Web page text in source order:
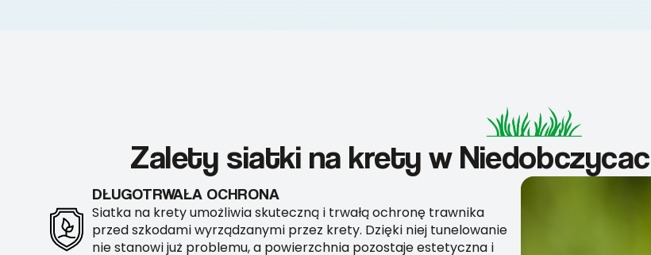
Zalety siatki na krety w
DŁUGOTRWAŁA OCHRONA
Siatka na krety umożliwia skuteczną i trwałą ochronę trawnika
przed szkodami wyrządzanymi przez krety. Dzięki niej tunelowanie
nie stanowi już problemu, a powierzchnia pozostaje estetyczna i